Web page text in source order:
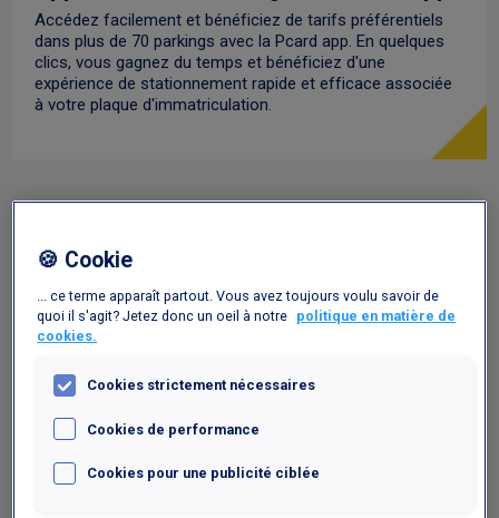
Accédez facilement et bénéficiez de tarifs préférentiels
dans plus de 70 parkings avec la Pcard app. En quelques
clics, vous gagnez du temps et bénéficiez d'une
expérience de stationnement rapide et efficace associée
à votre plaque d'immatriculation.
🍪 Cookie
... ce terme apparaît partout. Vous avez toujours voulu savoir de
quoi il s'agit? Jetez donc un oeil à notre politique en matière de
cookies.
Cookies strictement nécessaires
Cookies de performance
Cookies pour une publicité ciblée